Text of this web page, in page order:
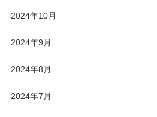
2024年10月
2024年9月
2024年8月
2024年7月